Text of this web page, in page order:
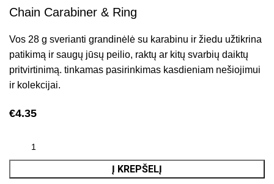
Chain Carabiner & Ring
Vos 28 g sverianti grandinėlė su karabinu ir žiedu užtikrina
patikimą ir saugų jūsų peilio, raktų ar kitų svarbių daiktų
pritvirtinimą. tinkamas pasirinkimas kasdieniam nešiojimui
ir kolekcijai.
€4.35
Į KREPŠELĮ